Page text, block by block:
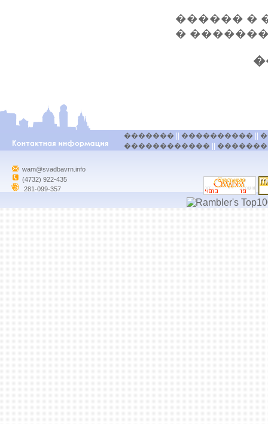
������ �
�
������� ����������
������������
wam@svadbavrn.info
(4732) 922-435
281-099-357